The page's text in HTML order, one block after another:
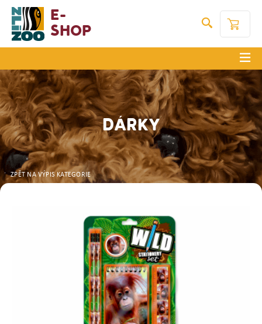
E-
Shop
DÁRKY
ZPĚT NA VÝPIS KATEGORIE